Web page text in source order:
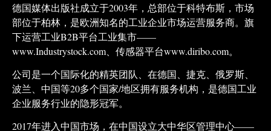
德国媒体出版社成立于2003年，总部位于科特布斯，市场
部位于柏林，是欧洲知名的工业企业市场运营服务商。旗
下运营工业B2B平台工业集市——
www.Industrystock.com、传感器平台www.diribo.com。
公司是一个国际化的精英团队、在德国、捷克、俄罗斯、
波兰、中国等20多个国家/地区拥有服务机构，是德国工业
企业服务行业的隐形冠军。
2017年进入中国市场，在中国设立大中华区管理中心——